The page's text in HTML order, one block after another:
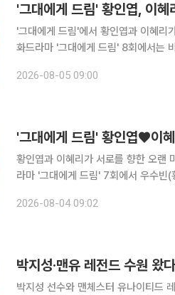
'그대에게 드림' 황인엽, 이
'그대에게 드림'에서 황인엽과 이혜리가 비밀
화드라마 '그대에게 드림' 8회에서는
채 안수희(박지영 분)와 관계를 맺었
2026-08-05 09:00
'그대에게 드림' 황인엽♥이
황인엽과 이혜리가 서로를 향한 오랜 마음을 확
라마 '그대에게 드림' 7회에서 우수빈
거리를 두려 했지만 커져가는 마음을
2026-08-04 09:02
박지성·맨유 레전드 수원
박지성 선수와 맨체스터 유나이티드